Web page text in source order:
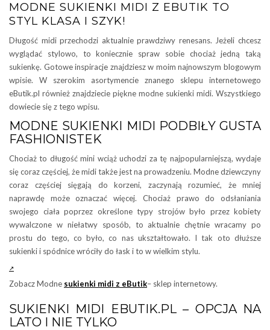
MODNE SUKIENKI MIDI Z EBUTIK TO
STYL KLASA I SZYK!
Długość midi przechodzi aktualnie prawdziwy renesans. Jeżeli chcesz
wyglądać stylowo, to koniecznie spraw sobie chociaż jedną taką
sukienkę. Gotowe inspiracje znajdziesz w moim najnowszym blogowym
wpisie. W szerokim asortymencie znanego sklepu internetowego
eButik.pl również znajdziecie piękne modne sukienki midi. Wszystkiego
dowiecie się z tego wpisu.
MODNE SUKIENKI MIDI PODBIŁY GUSTA
FASHIONISTEK
Chociaż to długość mini wciąż uchodzi za tę najpopularniejszą, wydaje
się coraz częściej, że midi także jest na prowadzeniu. Modne dziewczyny
coraz częściej sięgają do korzeni, zaczynają rozumieć, że mniej
naprawdę może oznaczać więcej. Chociaż prawo do odsłaniania
swojego ciała poprzez określone typy strojów było przez kobiety
wywalczone w niełatwy sposób, to aktualnie chętnie wracamy po
prostu do tego, co było, co nas ukształtowało. I tak oto dłuższe
sukienki i spódnice wróciły do łask i to w wielkim stylu.
Zobacz Modne sukienki midi z eButik– sklep internetowy.
SUKIENKI MIDI EBUTIK.PL – OPCJA NA
LATO I NIE TYLKO